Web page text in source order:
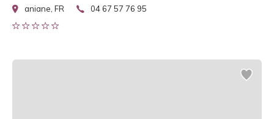
aniane, FR 04 67 57 76 95